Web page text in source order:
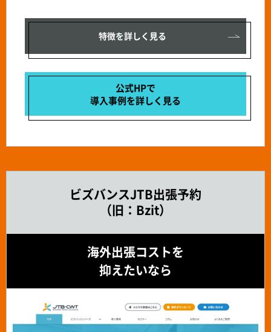
特徴を詳しく見る
公式HPで
導入事例を詳しく見る
ビズバンスJTB出張予約
（旧：Bzit）
海外出張コストを
抑えたいなら